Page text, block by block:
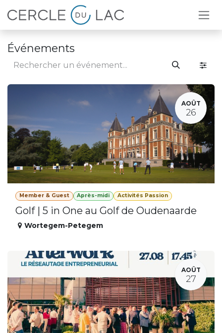
Se rendre au contenu
Événements
AOÛT
26
Member & Guest Après-midi Activités Passion
Golf | 5 in One au Golf de Oudenaarde
Wortegem-Petegem
AOÛT
27